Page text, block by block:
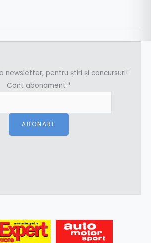
newsletter, pentru știri și concursuri!
Cont abonament *
ABONARE